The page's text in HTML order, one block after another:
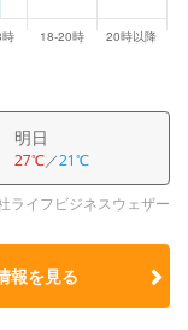
明日
27℃／21℃
ライフビジネスウェザー
報を見る